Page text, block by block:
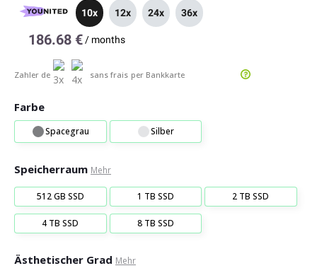
10x 12x 24x 36x
186.68 € / months
Zahler de sans frais per Bankkarte
Farbe
Spacegrau Silber
Speicherraum Mehr
512 GB SSD 1 TB SSD 2 TB SSD
4 TB SSD 8 TB SSD
Ästhetischer Grad Mehr